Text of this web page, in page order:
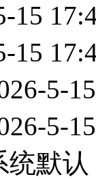
15
15
5-
5-
统默认